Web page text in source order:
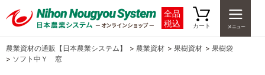
全品
税込
カート
農業資材の通販【日本農業システム】 > 農業資材 > 果樹資材 > 果樹袋
> ソフト中Ｙ 窓